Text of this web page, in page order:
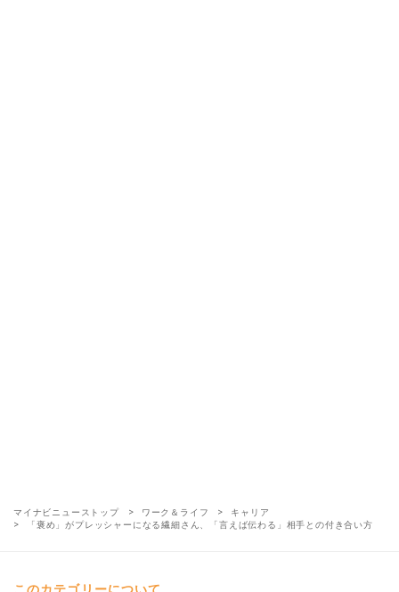
マイナビニューストップ ワーク＆ライフ
キャリア
「褒め」がプレッシャーになる繊細さん、「言えば伝わる」相手との付き合い方
このカテゴリーについて